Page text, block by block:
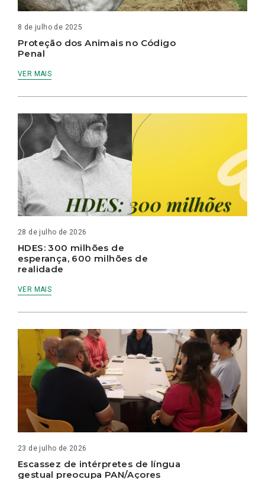
8 de julho de 2025
Proteção dos Animais no Código
Penal
VER MAIS
28 de julho de 2026
HDES: 300 milhões de
esperança, 600 milhões de
realidade
VER MAIS
23 de julho de 2026
Escassez de intérpretes de língua
gestual preocupa PAN/Açores